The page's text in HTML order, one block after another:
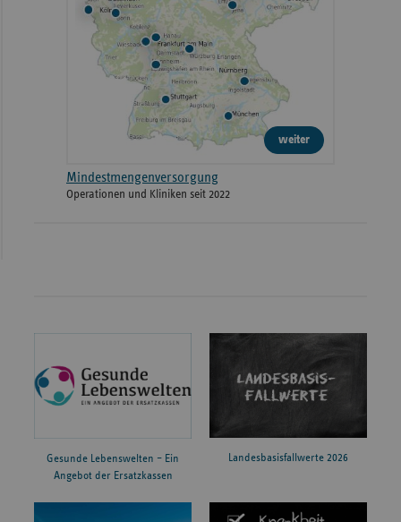
weiter
Mindestmengenversorgung
Operationen und Kliniken seit 2022
Gesunde Lebenswelten – Ein
Angebot der Ersatzkassen
Landesbasisfallwerte 2026